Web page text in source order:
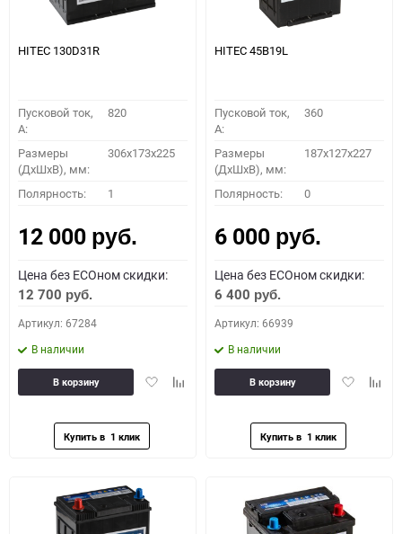
HITEC 130D31R
Пусковой ток,
A:
820
Размеры
(ДхШхВ), мм:
306x173x225
Полярность: 1
12 000 руб.
Цена без ECOном скидки:
12 700 руб.
Артикул: 67284
В наличии
ДобавитьДобавить
В корзину
HITEC 45B19L
Пусковой ток,
A:
360
Размеры
(ДхШхВ), мм:
187x127x227
Полярность: 0
6 000 руб.
Цена без ECOном скидки:
6 400 руб.
Артикул: 66939
В наличии
Добавить
В корзину